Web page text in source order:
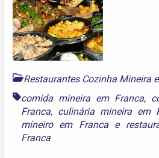
Restaurantes Cozinha Mineira
comida mineira em Franca,
Franca, culinária mineira em
mineiro em Francae
Franca